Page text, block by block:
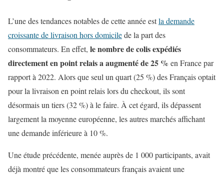
L’une des tendances notables de cette année estla demande
croissante de livraison hors domicilede la part des
consommateurs. En effet, le nombre de colis expédiés
directement en point relais a augmenté de 25 % en France par
rapport à 2022. Alors que seul un quart (25 %) des Français optait
pour la livraison en point relais lors du checkout, ils sont
désormais un tiers (32 %) à le faire. À cet égard, ils dépassent
largement la moyenne européenne, les autres marchés affichant
une demande inférieure à 10 %.
Une étude précédente, menée auprès de 1 000 participants, avait
déjà montré que les consommateurs français avaient une